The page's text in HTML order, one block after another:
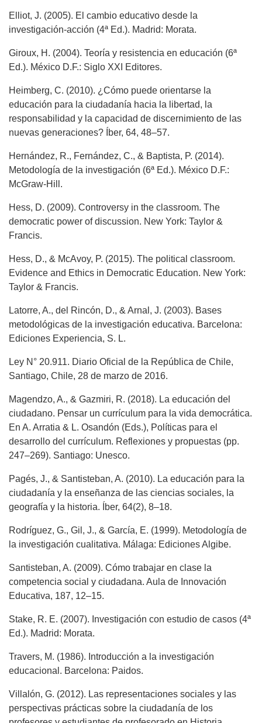
Elliot, J. (2005). El cambio educativo desde la
investigación-acción (4ª Ed.). Madrid: Morata.
Giroux, H. (2004). Teoría y resistencia en educación (6ª
Ed.). México D.F.: Siglo XXI Editores.
Heimberg, C. (2010). ¿Cómo puede orientarse la
educación para la ciudadanía hacia la libertad, la
responsabilidad y la capacidad de discernimiento de las
nuevas generaciones? Íber, 64, 48–57.
Hernández, R., Fernández, C., & Baptista, P. (2014).
Metodología de la investigación (6ª Ed.). México D.F.:
McGraw-Hill.
Hess, D. (2009). Controversy in the classroom. The
democratic power of discussion. New York: Taylor &
Francis.
Hess, D., & McAvoy, P. (2015). The political classroom.
Evidence and Ethics in Democratic Education. New York:
Taylor & Francis.
Latorre, A., del Rincón, D., & Arnal, J. (2003). Bases
metodológicas de la investigación educativa. Barcelona:
Ediciones Experiencia, S. L.
Ley N° 20.911. Diario Oficial de la República de Chile,
Santiago, Chile, 28 de marzo de 2016.
Magendzo, A., & Gazmiri, R. (2018). La educación del
ciudadano. Pensar un currículum para la vida democrática.
En A. Arratia & L. Osandón (Eds.), Políticas para el
desarrollo del currículum. Reflexiones y propuestas (pp.
247–269). Santiago: Unesco.
Pagés, J., & Santisteban, A. (2010). La educación para la
ciudadanía y la enseñanza de las ciencias sociales, la
geografía y la historia. Íber, 64(2), 8–18.
Rodríguez, G., Gil, J., & García, E. (1999). Metodología de
la investigación cualitativa. Málaga: Ediciones Algibe.
Santisteban, A. (2009). Cómo trabajar en clase la
competencia social y ciudadana. Aula de Innovación
Educativa, 187, 12–15.
Stake, R. E. (2007). Investigación con estudio de casos (4ª
Ed.). Madrid: Morata.
Travers, M. (1986). Introducción a la investigación
educacional. Barcelona: Paidos.
Villalón, G. (2012). Las representaciones sociales y las
perspectivas prácticas sobre la ciudadanía de los